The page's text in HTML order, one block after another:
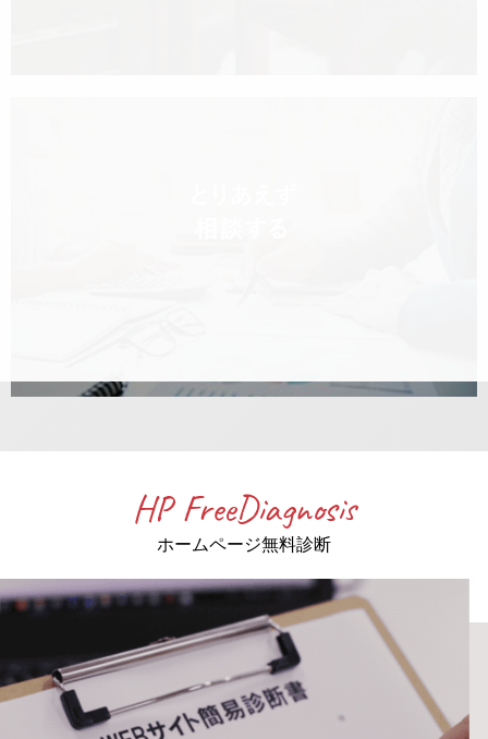
HP FreeDiagnosis
ホームページ無料診断